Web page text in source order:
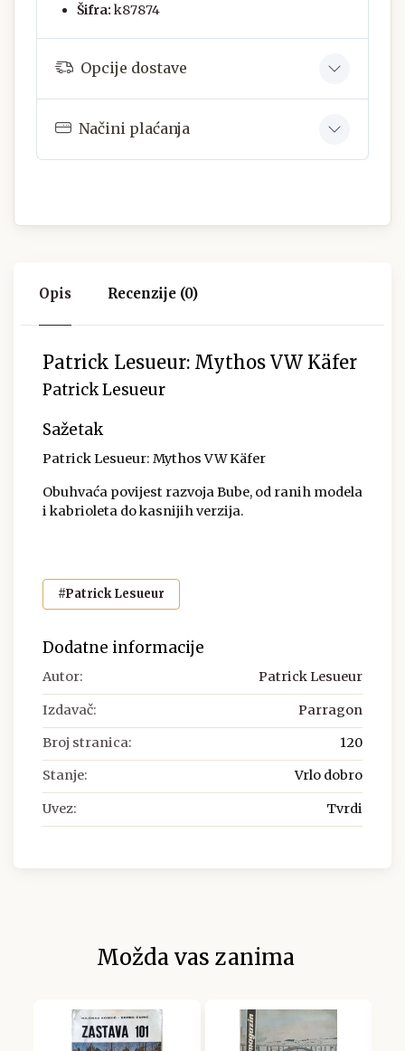
Šifra: k87874
Opcije dostave
Načini plaćanja
Opis Recenzije (0)
Patrick Lesueur: Mythos VW Käfer
Patrick Lesueur
Sažetak
Patrick Lesueur: Mythos VW Käfer
Obuhvaća povijest razvoja Bube, od ranih modela
i kabrioleta do kasnijih verzija.
#Patrick Lesueur
Dodatne informacije
Autor: Patrick Lesueur
Izdavač: Parragon
Broj stranica: 120
Stanje: Vrlo dobro
Uvez: Tvrdi
Možda vas zanima